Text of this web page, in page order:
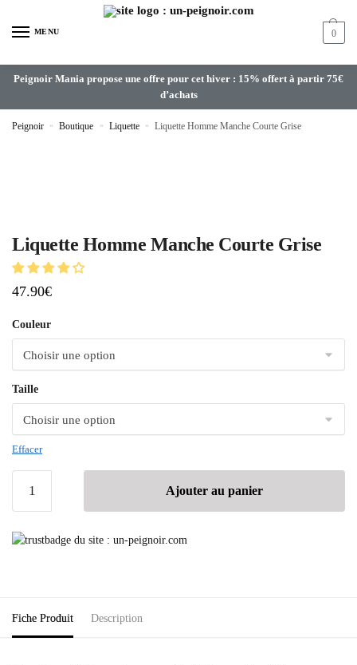
MENU 0
Peignoir Mania propose une offre pour cet hiver : 15% offert à partir 75€
d’achats
Peignoir » Boutique » Liquette » Liquette Homme Manche Courte Grise
Liquette Homme Manche Courte Grise
47.90€
Couleur
Taille
Effacer
Ajouter au panier
Fiche Produit Description